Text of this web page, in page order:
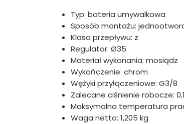
Typ: bateria umywalkowa
Sposób montażu:
Klasa przepływu: z
Regulator: Ø35
Materiał wykonania: mosiądz
Wykończenie: chrom
Wężyki przyłączeniowe: G3/8
Zalecane ciśnienie robocze:
Maksymalna temperatura
Waga netto: 1,205 kg